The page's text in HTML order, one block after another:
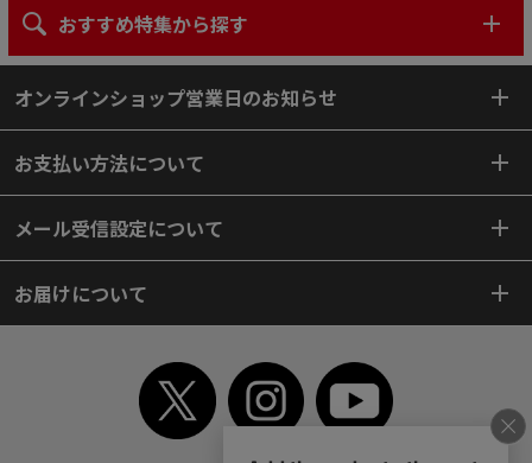
おすすめ特集から探す
オンラインショップ営業日のお知らせ
お支払い方法について
メール受信設定について
お届けについて